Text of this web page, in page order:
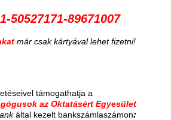
50527171-89671007
már csak kártyával lehet fizetni!
támogathatja a
az Oktatásért Egyesület
által kezelt bankszámlaszámon: